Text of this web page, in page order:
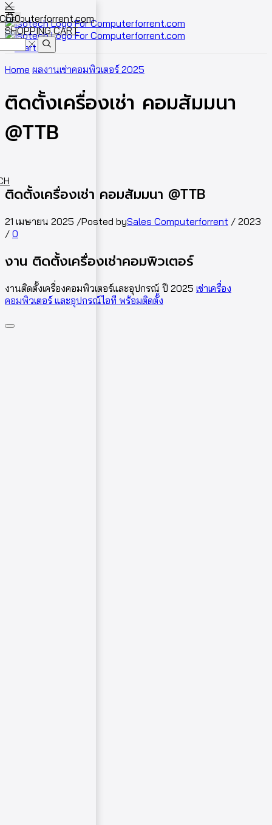
Cart 0
0
SHOPPING CART
Home ผลงานเช่าคอมพิวเตอร์ 2025
ติดตั้งเครื่องเช่า คอมสัมมนา
@TTB
ติดตั้งเครื่องเช่า คอมสัมมนา @TTB
21 เมษายน 2025 /Posted bySales Computerforrent / 2023
/ 0
งาน ติดตั้งเครื่องเช่าคอมพิวเตอร์
งานติดตั้งเครื่องคอมพิวเตอร์และอุปกรณ์ ปี 2025 เช่าเครื่อง
คอมพิวเตอร์ และอุปกรณ์ไอที พร้อมติดตั้ง